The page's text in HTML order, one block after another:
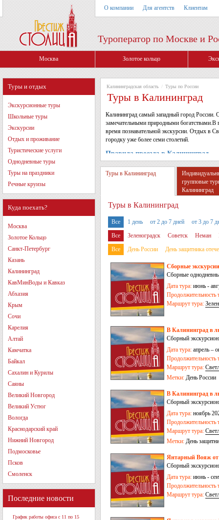
О компании Для агентств Клиентам
Туроператор по Москве и
Москва Золотое кольцо
Туры и отдых
Экскурсионные туры
Школьные туры
Экскурсии
Отдых и проживание
Туристические услуги
Однодневные туры
Туры на праздники
Речные круизы
Куда поехать?
Москва
Золотое Кольцо
Санкт-Петербург
Казань
Калининград
КавМинВоды и Кавказ
Абхазия
Крым
Сочи
Карелия
Алтай
Камчатка
Байкал
Сахалин и Курилы
Саяны
Великий Новгород
Великий Устюг
Вологда
Краснодарский край
Нижний Новгород
Подмосковье
Псков
Смоленск
Последние новости
График работы офиса с 11 по 15
Калининградская область / Туры по России
Туры в Калининград
Калининград самый западный город
замечательными природными богатствами.В
время познавательной экскурсии. Отдых в
городку уже более семи столетий.
Правила проезда в Калининград.
Туры в Калининград
групповые
Калининград
Туры в Калининград
Все 1 день от 2 до 7 дней
от 3 до 7
Все
Зеленоградск Советск Неман
Калининград
Янтарный Гурьевск
Все День России День защитника
Сборные
Сборные
Дата тура: июнь -
Продолжительность
Маршрут тура:
В Калининград в
Сборный
Дата тура: апрель –
Продолжительность
Маршрут тура:
Черняховск
Метки: День России
В Калининград в
Сборный
Дата тура: ноябрь
Продолжительность
Маршрут тура:
пос.
Метки: День
Янтарный Вояж от
Сборный
Дата тура: июнь -
Продолжительность
Маршрут тура: